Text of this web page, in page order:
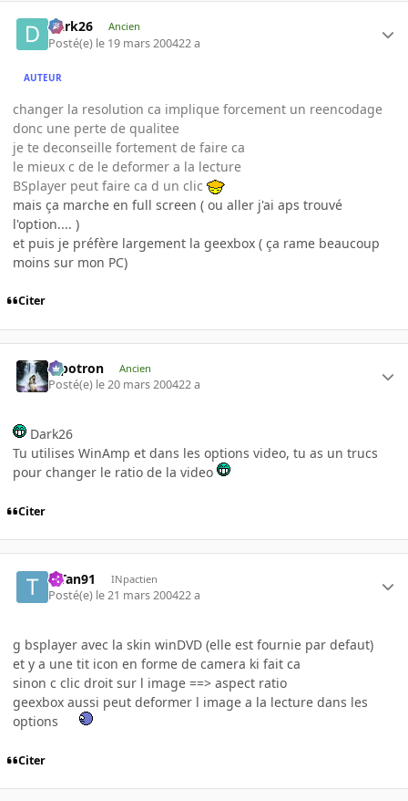
Dark26 Ancien
Posté(e) le 19 mars 200422 a
AUTEUR
changer la resolution ca implique forcement un reencodage
donc une perte de qualitee
je te deconseille fortement de faire ca
le mieux c de le deformer a la lecture
BSplayer peut faire ca d un clic
mais ça marche en full screen ( ou aller j'ai aps trouvé
l'option.... )
et puis je préfère largement la geexbox ( ça rame beaucoup
moins sur mon PC)
Citer
Pipotron Ancien
Posté(e) le 20 mars 200422 a
Dark26
Tu utilises WinAmp et dans les options video, tu as un trucs
pour changer le ratio de la video
Citer
TiTan91 INpactien
Posté(e) le 21 mars 200422 a
g bsplayer avec la skin winDVD (elle est fournie par defaut)
et y a une tit icon en forme de camera ki fait ca
sinon c clic droit sur l image ==> aspect ratio
geexbox aussi peut deformer l image a la lecture dans les
options
Citer